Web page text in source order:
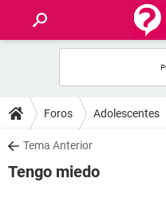
FOROS
SALUD
FAMILIA
Foros Adolescentes
Tema Anterior
Tengo miedo